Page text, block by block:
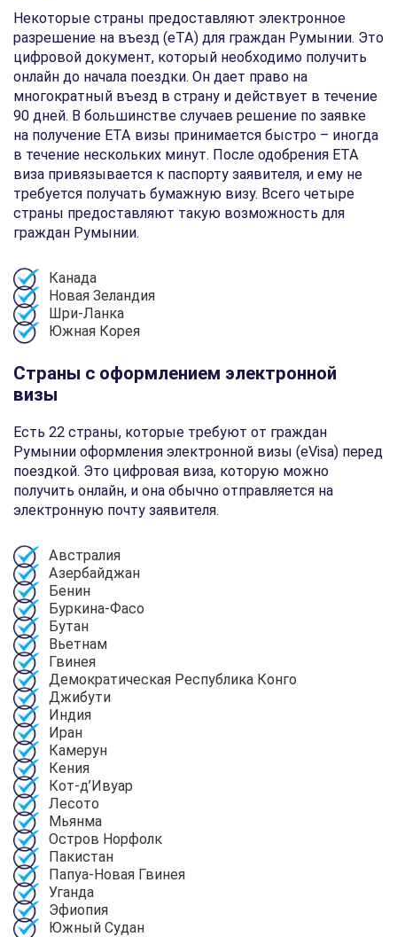
Некоторые страны предоставляют электронное
разрешение на въезд (eTA) для граждан Румынии. Это
цифровой документ, который необходимо получить
онлайн до начала поездки. Он дает право на
многократный въезд в страну и действует в течение
90 дней. В большинстве случаев решение по заявке
на получение ETA визы принимается быстро – иногда
в течение нескольких минут. После одобрения ETA
виза привязывается к паспорту заявителя, и ему не
требуется получать бумажную визу. Всего четыре
страны предоставляют такую возможность для
граждан Румынии.
Канада
Новая Зеландия
Шри-Ланка
Южная Корея
Страны с оформлением электронной
визы
Есть 22 страны, которые требуют от граждан
Румынии оформления электронной визы (eVisa) перед
поездкой. Это цифровая виза, которую можно
получить онлайн, и она обычно отправляется на
электронную почту заявителя.
Австралия
Азербайджан
Бенин
Буркина-Фасо
Бутан
Вьетнам
Гвинея
Демократическая Республика Конго
Джибути
Индия
Иран
Камерун
Кения
Кот-д’Ивуар
Лесото
Мьянма
Остров Норфолк
Пакистан
Папуа-Новая Гвинея
Уганда
Эфиопия
Южный Судан